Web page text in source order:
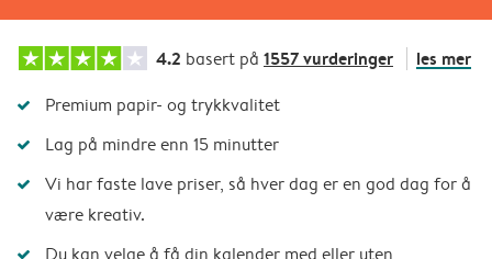
4.2 basert på 1557 vurderinger les mer
Premium papir- og trykkvalitet
Lag på mindre enn 15 minutter
Vi har faste lave priser, så hver dag er en god dag for å
være kreativ.
Du kan velge å få din kalender med eller uten